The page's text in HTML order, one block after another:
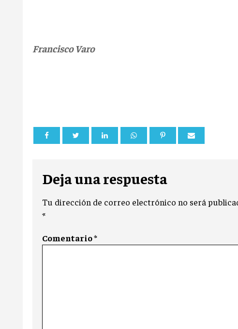
Francisco Varo
Deja una respuesta
Tu dirección de correo electrónico no será
*
Comentario*